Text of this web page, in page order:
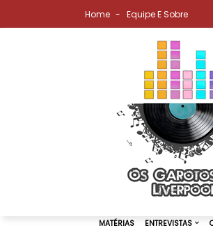
Home Equipe E Sobre